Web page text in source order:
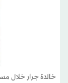
خالدة جرار خلال